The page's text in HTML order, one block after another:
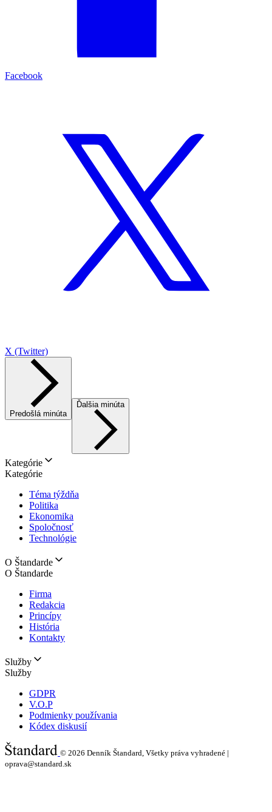
Facebook
X (Twitter)
Predošlá minúta
Ďalšia minúta
Kategórie
Kategórie
Téma týždňa
Politika
Ekonomika
Spoločnosť
Technológie
O Štandarde
O Štandarde
Firma
Redakcia
Princípy
História
Kontakty
Služby
Služby
GDPR
V.O.P
Podmienky používania
Kódex diskusií
© 2026 Denník Štandard, Všetky práva vyhradené |
oprava@standard.sk